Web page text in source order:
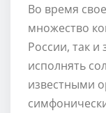
Во время
множество
России, так
исполнять
известными